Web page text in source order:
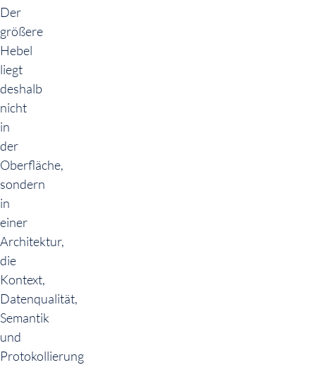
Der
größere
Hebel
liegt
deshalb
nicht
in
der
Oberfläche,
sondern
in
einer
Architektur,
die
Kontext,
Datenqualität,
Semantik
und
Protokollierung